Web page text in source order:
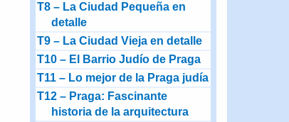
T8 – La Ciudad Pequeña en
detalle
T9 – La Ciudad Vieja en detalle
T10 – El Barrio Judío de Praga
T11 – Lo mejor de la Praga judía
T12 – Praga: Fascinante
historia de la arquitectura